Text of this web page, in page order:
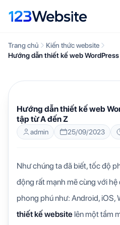
Trang chủ
Kiến thức website
Hướng dẫn thiết kế web
Hướng dẫn thiết kế web
tập từ A đến Z
admin 25/09/2023
Như chúng ta đã biết, tốc độ
động rất mạnh mẽ cùng với hệ
phong phú như: Android,
thiết kế website lên một tầm